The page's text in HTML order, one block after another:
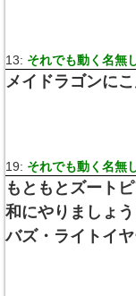
13: それでも動く名無
メイドラゴンに
19: それでも動く名無
もともとズート
和にやりましょ
バズ・ライトイ